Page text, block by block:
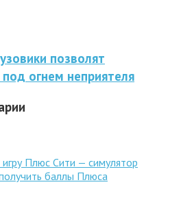
позволят
огнем неприятеля
Плюс Сити — симулятор
баллы Плюса